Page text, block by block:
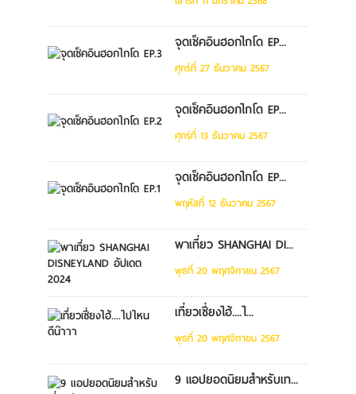
จุดเช็คอินฮอกไกโด EP...
ศุกร์ที่ 27 ธันวาคม 2567
จุดเช็คอินฮอกไกโด EP...
ศุกร์ที่ 13 ธันวาคม 2567
จุดเช็คอินฮอกไกโด EP...
พฤหัสที่ 12 ธันวาคม 2567
พาเที่ยว SHANGHAI DI...
พุธที่ 20 พฤศจิกายน 2567
เที่ยวเซี่ยงไฮ้....ไ...
พุธที่ 20 พฤศจิกายน 2567
9 แอปยอดนิยมสำหรับเท...